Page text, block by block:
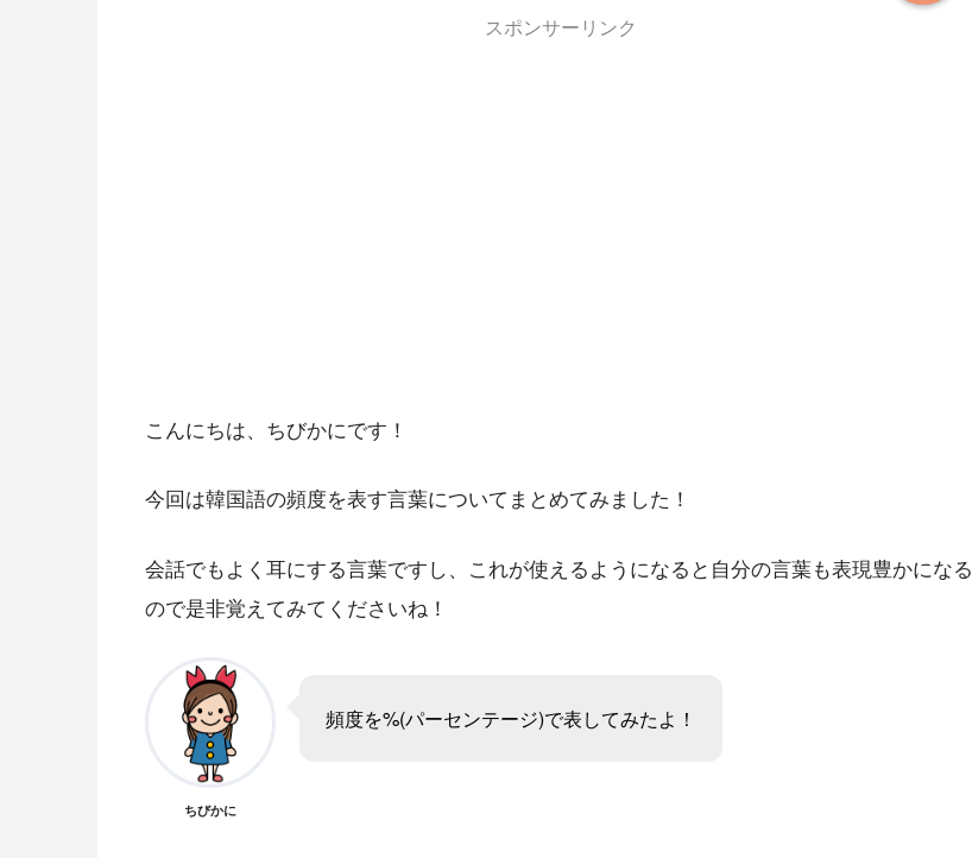
スポンサーリンク
こんにちは、ちびかにです！
今回は韓国語の頻度を表す言葉についてまとめてみました！
会話でもよく耳にする言葉ですし、これが使えるようになると自分の言葉も表現豊かになる
ので是非覚えてみてくださいね！
ちびかに
頻度を%(パーセンテージ)で表してみたよ！